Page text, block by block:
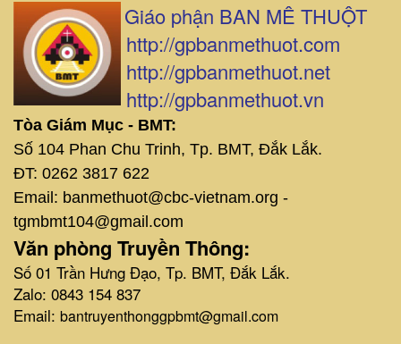
Giáo phận BAN MÊ THUỘT
http://gpbanmethuot.com
http://gpbanmethuot.net
http://gpbanmethuot.vn
Tòa Giám Mục - BMT:
Số 104 Phan Chu Trinh, Tp. BMT, Đắk Lắk.
ĐT: 0262 3817 622
Email: banmethuot@cbc-vietnam.org -
tgmbmt104@gmail.com
Văn phòng Truyền Thông:
Số 01 Trần Hưng Đạo, Tp. BMT, Đắk Lắk.
Zalo: 0843 154 837
Email: bantruyenthonggpbmt@gmail.com